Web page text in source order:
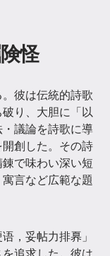
怪
彼は伝統的詩歌
り、大胆に「以
議論を詩歌に導
創した。その詩
で味わい深い短
言など広範な題
，妥帖力排奡」
追求した。彼は